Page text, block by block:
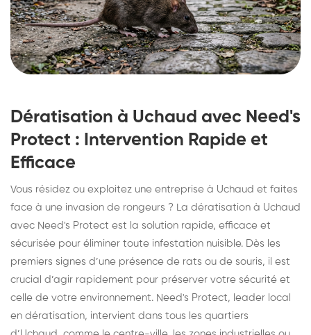
Dératisation à Uchaud avec Need's
Protect : Intervention Rapide et
Efficace
Vous résidez ou exploitez une entreprise à Uchaud et faites
face à une invasion de rongeurs ? La dératisation à Uchaud
avec Need's Protect est la solution rapide, efficace et
sécurisée pour éliminer toute infestation nuisible. Dès les
premiers signes d’une présence de rats ou de souris, il est
crucial d’agir rapidement pour préserver votre sécurité et
celle de votre environnement. Need's Protect, leader local
en dératisation, intervient dans tous les quartiers